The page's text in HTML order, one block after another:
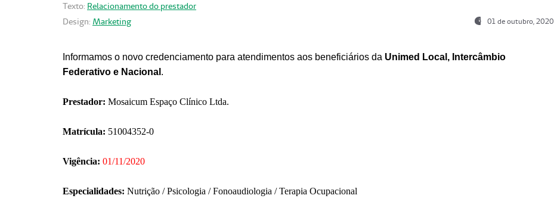
Texto: Relacionamento do prestador
Design: Marketing 01 de outubro, 2020
Informamos o novo credenciamento para atendimentos aos beneficiários da Unimed Local, Intercâmbio
Federativo e Nacional .
Prestador: Mosaicum Espaço Clínico Ltda.
Matrícula: 51004352-0
Vigência: 01/11/2020
Especialidades: Nutrição / Psicologia / Fonoaudiologia / Terapia Ocupacional